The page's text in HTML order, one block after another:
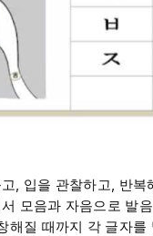
, 입을 관찰하고, 반복
모음과 자음으로 발
해질 때까지 각 글자를